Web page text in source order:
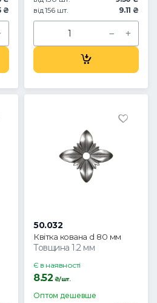
₴
від 156 шт.
9.11 ₴
50.032
Квітка кована d 80 мм
Товщина 1.2 мм
Є в наявності
8.52 ₴/шт.
Оптом дешевше